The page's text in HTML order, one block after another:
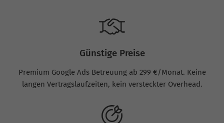
Günstige Preise
Premium Google Ads Betreuung ab 299 €/Monat. Keine
langen Vertragslaufzeiten, kein versteckter Overhead.